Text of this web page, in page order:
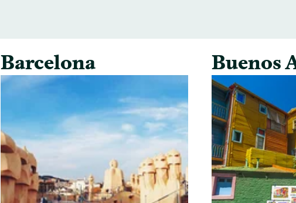
Barcelona Buenos